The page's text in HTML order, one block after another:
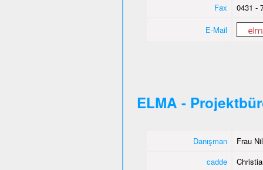
Fax
0431 -
E-Mail
ELMA -
Danışman
Frau
cadde